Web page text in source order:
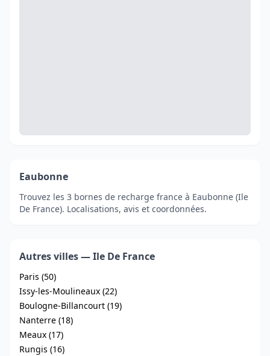
Eaubonne
Trouvez les 3 bornes de recharge france à Eaubonne (Ile
De France). Localisations, avis et coordonnées.
Autres villes — Ile De France
Paris (50)
Issy-les-Moulineaux (22)
Boulogne-Billancourt (19)
Nanterre (18)
Meaux (17)
Rungis (16)